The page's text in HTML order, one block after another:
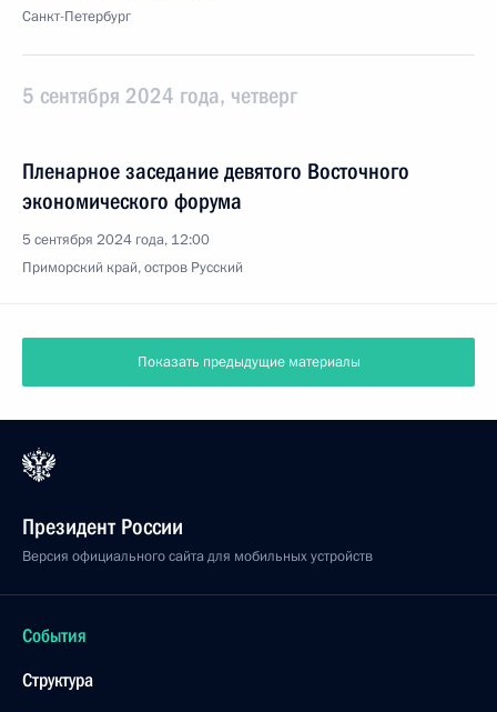
Санкт-Петербург
5 сентября 2024 года, четверг
Пленарное заседание девятого Восточного
экономического форума
5 сентября 2024 года, 12:00
Приморский край, остров Русский
Показать предыдущие материалы
Президент России
Версия официального сайта для мобильных устройств
События
Структура